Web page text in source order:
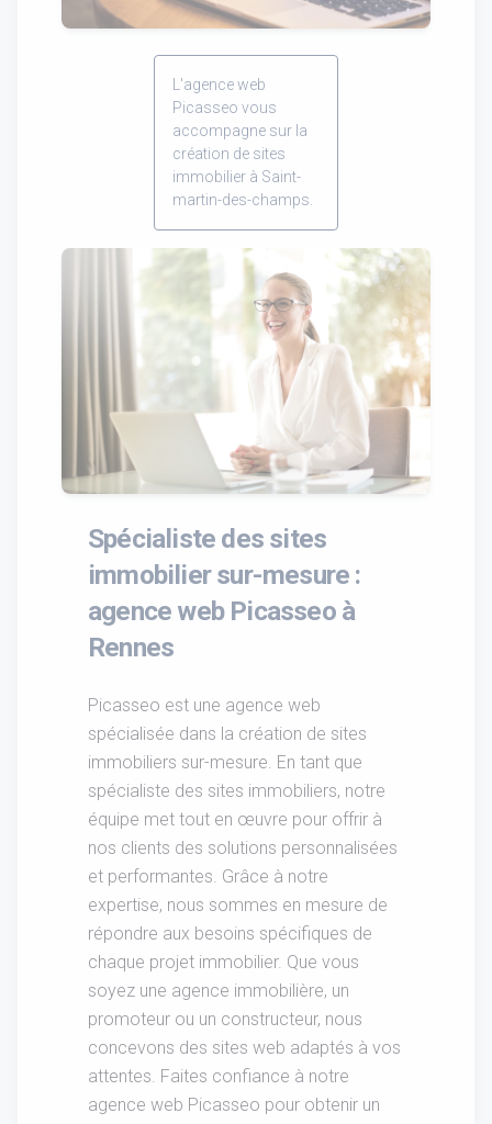
L'agence web
Picasseo vous
accompagne sur la
création de sites
immobilier à Saint-
martin-des-champs.
Spécialiste des sites
immobilier sur-mesure :
agence web Picasseo à
Rennes
Picasseo est une agence web
spécialisée dans la création de sites
immobiliers sur-mesure. En tant que
spécialiste des sites immobiliers, notre
équipe met tout en œuvre pour offrir à
nos clients des solutions personnalisées
et performantes. Grâce à notre
expertise, nous sommes en mesure de
répondre aux besoins spécifiques de
chaque projet immobilier. Que vous
soyez une agence immobilière, un
promoteur ou un constructeur, nous
concevons des sites web adaptés à vos
attentes. Faites confiance à notre
agence web Picasseo pour obtenir un